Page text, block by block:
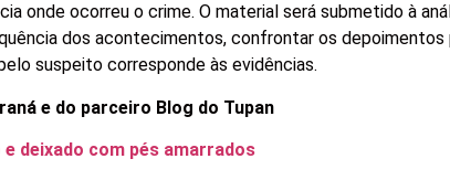
onde ocorreu o crime. O material será submetido à
dos acontecimentos, confrontar os
suspeito corresponde às evidências.
e do parceiro Blog do Tupan
deixado com pés amarrados